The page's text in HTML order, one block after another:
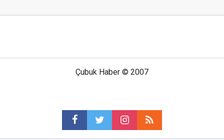
Çubuk Haber © 2007